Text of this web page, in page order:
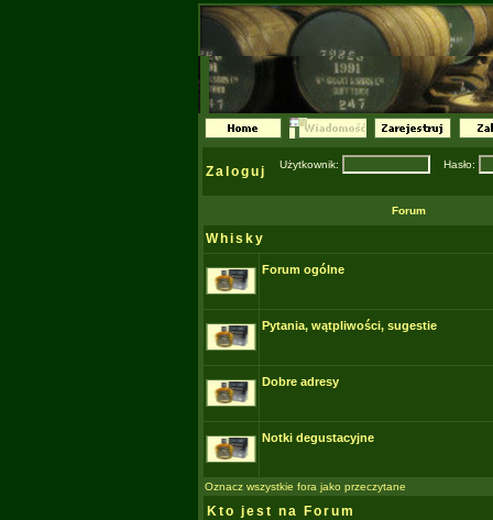
Zaloguj Użytkownik: Hasło:
Forum
Whisky
Forum ogólne
Pytania, wątpliwości, sugestie
Dobre adresy
Notki degustacyjne
Oznacz wszystkie fora jako przeczytane
Kto jest na Forum